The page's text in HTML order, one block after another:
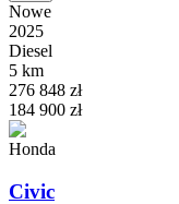
Nowe
2025
Diesel
5 km
276 848 zł
184 900 zł
Honda
Civic